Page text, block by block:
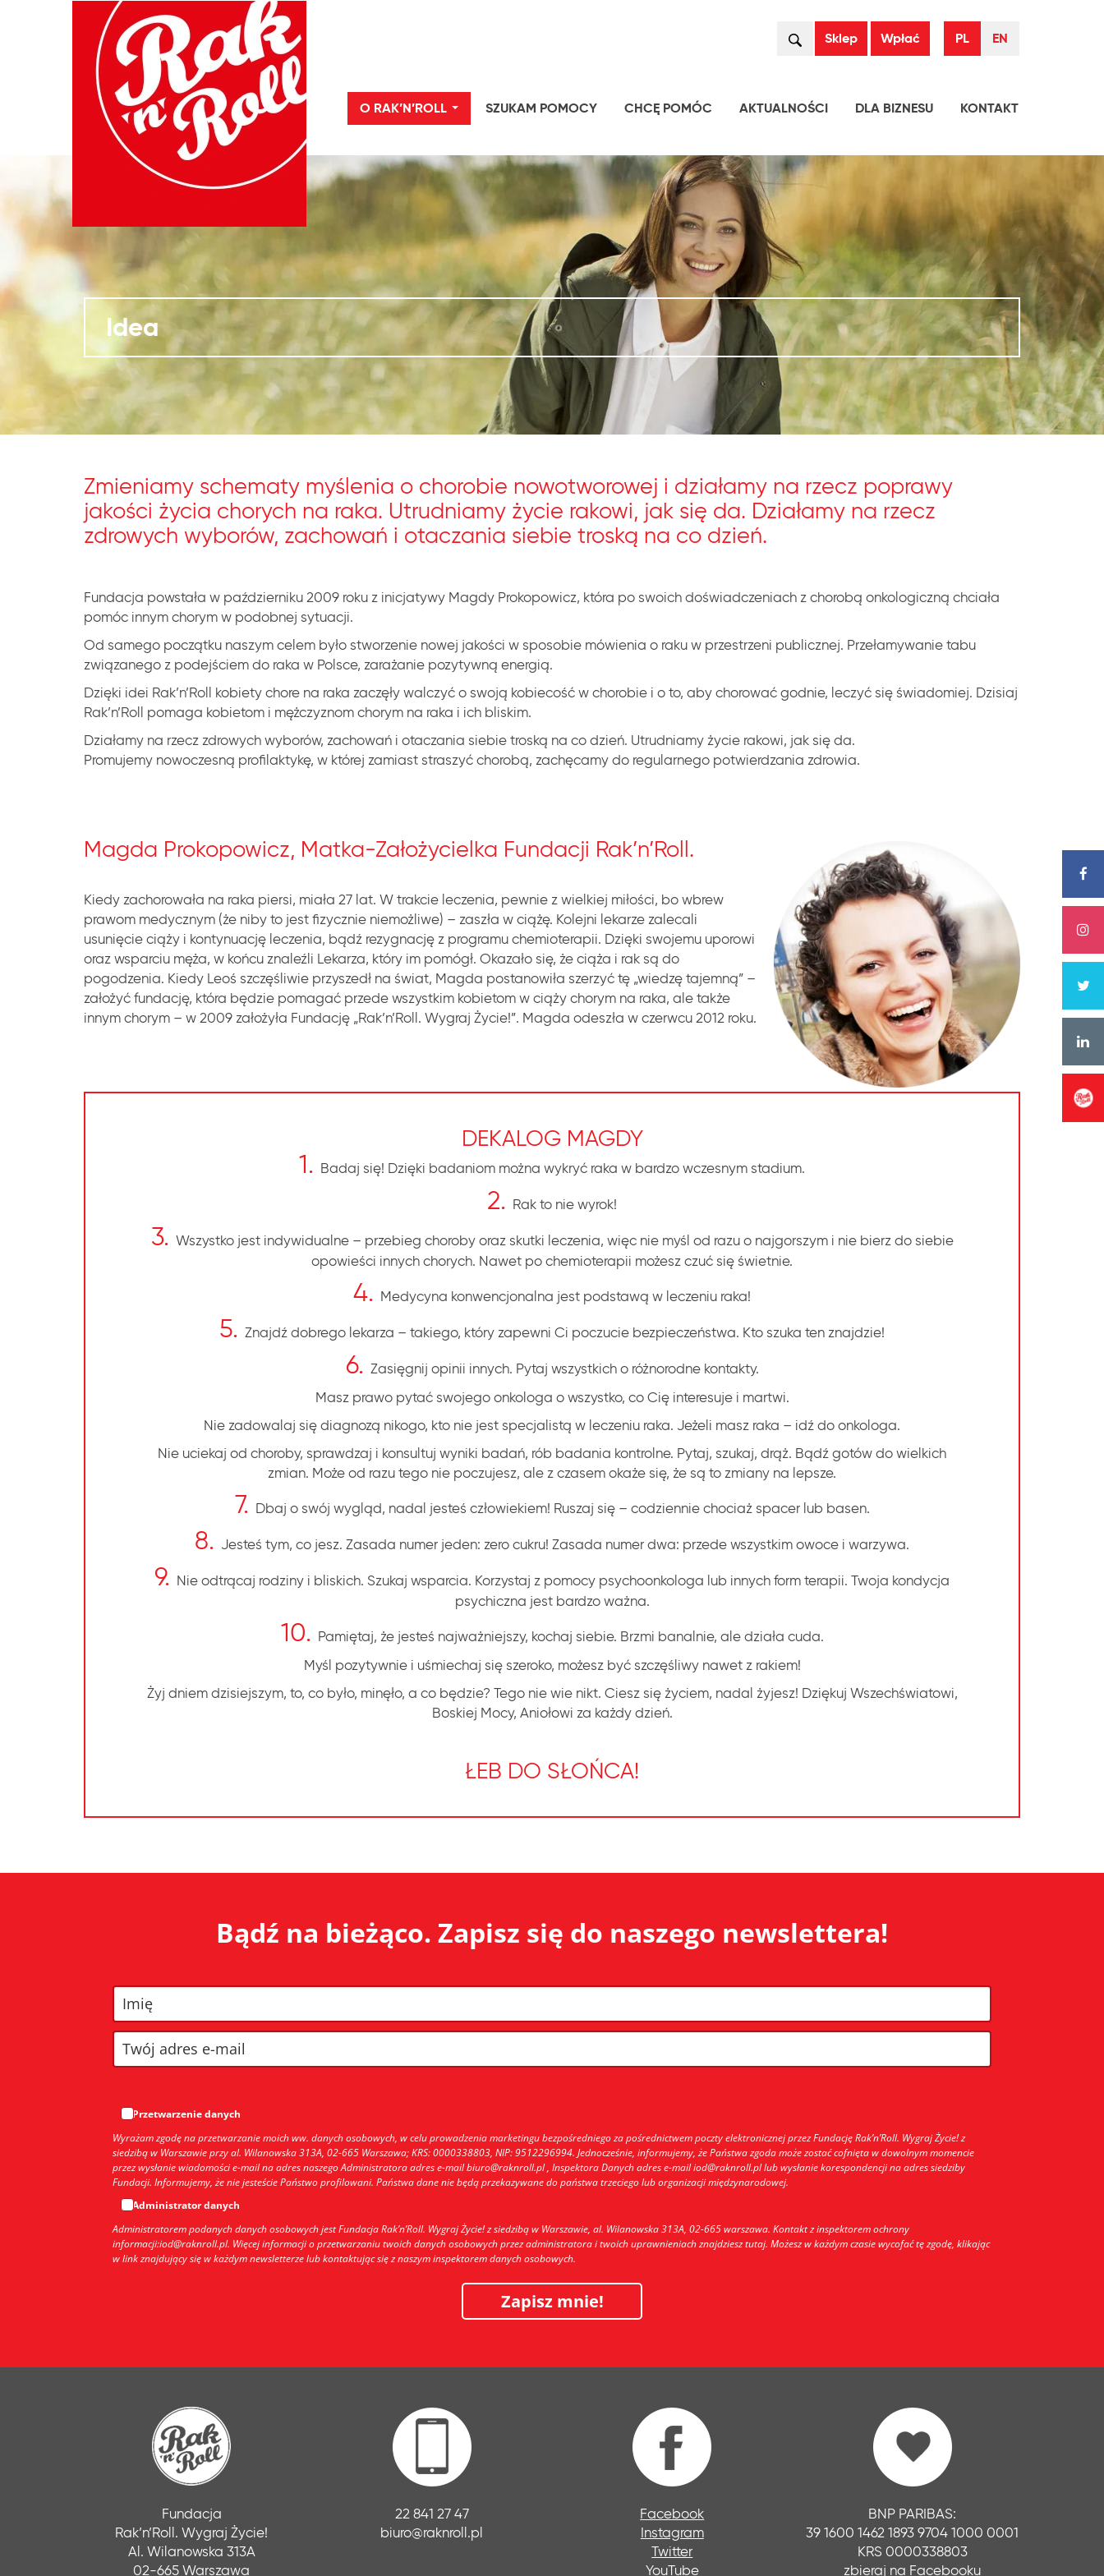
PL EN
Wpłać
Sklep
Szukaj
O RAK’N’ROLL ... SZUKAM POMOCY CHCĘ POMÓC AKTUALNOŚCI DLA BIZNESU KONTAKT
Idea
Zmieniamy schematy myślenia o chorobie nowotworowej i działamy na rzecz poprawy
jakości życia chorych na raka. Utrudniamy życie rakowi, jak się da. Działamy na rzecz
zdrowych wyborów, zachowań i otaczania siebie troską na co dzień.
Fundacja powstała w październiku 2009 roku z inicjatywy Magdy Prokopowicz, która po swoich doświadczeniach z chorobą onkologiczną chciała
pomóc innym chorym w podobnej sytuacji.
Od samego początku naszym celem było stworzenie nowej jakości w sposobie mówienia o raku w przestrzeni publicznej. Przełamywanie tabu
związanego z podejściem do raka w Polsce, zarażanie pozytywną energią.
Dzięki idei Rak’n’Roll kobiety chore na raka zaczęły walczyć o swoją kobiecość w chorobie i o to, aby chorować godnie, leczyć się świadomiej. Dzisiaj
Rak’n’Roll pomaga kobietom i mężczyznom chorym na raka i ich bliskim.
Działamy na rzecz zdrowych wyborów, zachowań i otaczania siebie troską na co dzień. Utrudniamy życie rakowi, jak się da.
Promujemy nowoczesną profilaktykę, w której zamiast straszyć chorobą, zachęcamy do regularnego potwierdzania zdrowia.
Magda Prokopowicz, Matka-Założycielka Fundacji Rak’n’Roll.
Kiedy zachorowała na raka piersi, miała 27 lat. W trakcie leczenia, pewnie z wielkiej miłości, bo wbrew
prawom medycznym (że niby to jest fizycznie niemożliwe) – zaszła w ciążę. Kolejni lekarze zalecali
usunięcie ciąży i kontynuację leczenia, bądź rezygnację z programu chemioterapii. Dzięki swojemu uporowi
oraz wsparciu męża, w końcu znaleźli Lekarza, który im pomógł. Okazało się, że ciąża i rak są do
pogodzenia. Kiedy Leoś szczęśliwie przyszedł na świat, Magda postanowiła szerzyć tę „wiedzę tajemną” –
założyć fundację, która będzie pomagać przede wszystkim kobietom w ciąży chorym na raka, ale także
innym chorym – w 2009 założyła Fundację „Rak’n’Roll. Wygraj Życie!”. Magda odeszła w czerwcu 2012 roku.
DEKALOG MAGDY
1. Badaj się! Dzięki badaniom można wykryć raka w bardzo wczesnym stadium.
2. Rak to nie wyrok!
3. Wszystko jest indywidualne – przebieg choroby oraz skutki leczenia, więc nie myśl od razu o najgorszym i nie bierz do siebie
opowieści innych chorych. Nawet po chemioterapii możesz czuć się świetnie.
4. Medycyna konwencjonalna jest podstawą w leczeniu raka!
5. Znajdź dobrego lekarza – takiego, który zapewni Ci poczucie bezpieczeństwa. Kto szuka ten znajdzie!
6. Zasięgnij opinii innych. Pytaj wszystkich o różnorodne kontakty.
Masz prawo pytać swojego onkologa o wszystko, co Cię interesuje i martwi.
Nie zadowalaj się diagnozą nikogo, kto nie jest specjalistą w leczeniu raka. Jeżeli masz raka – idź do onkologa.
Nie uciekaj od choroby, sprawdzaj i konsultuj wyniki badań, rób badania kontrolne. Pytaj, szukaj, drąż. Bądź gotów do wielkich
zmian. Może od razu tego nie poczujesz, ale z czasem okaże się, że są to zmiany na lepsze.
7. Dbaj o swój wygląd, nadal jesteś człowiekiem! Ruszaj się – codziennie chociaż spacer lub basen.
8. Jesteś tym, co jesz. Zasada numer jeden: zero cukru! Zasada numer dwa: przede wszystkim owoce i warzywa.
9. Nie odtrącaj rodziny i bliskich. Szukaj wsparcia. Korzystaj z pomocy psychoonkologa lub innych form terapii. Twoja kondycja
psychiczna jest bardzo ważna.
10. Pamiętaj, że jesteś najważniejszy, kochaj siebie. Brzmi banalnie, ale działa cuda.
Myśl pozytywnie i uśmiechaj się szeroko, możesz być szczęśliwy nawet z rakiem!
Żyj dniem dzisiejszym, to, co było, minęło, a co będzie? Tego nie wie nikt. Ciesz się życiem, nadal żyjesz! Dziękuj Wszechświatowi,
Boskiej Mocy, Aniołowi za każdy dzień.
ŁEB DO SŁOŃCA!
Bądź na bieżąco. Zapisz się do naszego newslettera!
Przetwarzenie danych
Wyrażam zgodę na przetwarzanie moich ww. danych osobowych, w celu prowadzenia marketingu bezpośredniego za pośrednictwem poczty elektronicznej przez Fundację Rak’n’Roll. Wygraj Życie! z
siedzibą w Warszawie przy al. Wilanowska 313A, 02-665 Warszawa; KRS: 0000338803, NIP: 9512296994. Jednocześnie, informujemy, że Państwa zgoda może zostać cofnięta w dowolnym momencie
przez wysłanie wiadomości e-mail na adres naszego Administratora adres e-mail biuro@raknroll.pl , Inspektora Danych adres e-mail iod@raknroll.pl lub wysłanie korespondencji na adres siedziby
Fundacji. Informujemy, że nie jesteście Państwo profilowani. Państwa dane nie będą przekazywane do państwa trzeciego lub organizacji międzynarodowej.
Administrator danych
Administratorem podanych danych osobowych jest Fundacja Rak’n’Roll. Wygraj Życie! z siedzibą w Warszawie, al. Wilanowska 313A, 02-665 warszawa. Kontakt z inspektorem ochrony
informacji:iod@raknroll.pl. Więcej informacji o przetwarzaniu twoich danych osobowych przez administratora i twoich uprawnieniach znajdziesz tutaj. Możesz w każdym czasie wycofać tę zgodę, klikając
w link znajdujący się w każdym newsletterze lub kontaktując się z naszym inspektorem danych osobowych.
Zapisz mnie!
Fundacja
Rak’n’Roll. Wygraj Życie!
Al. Wilanowska 313A
02-665 Warszawa
22 841 27 47
biuro@raknroll.pl
Facebook
Instagram
Twitter
YouTube
BNP PARIBAS:
39 1600 1462 1893 9704 1000 0001
KRS 0000338803
zbieraj na Facebooku